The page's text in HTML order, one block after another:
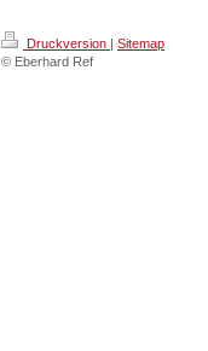
Druckversion | Sitemap
© Eberhard Ref